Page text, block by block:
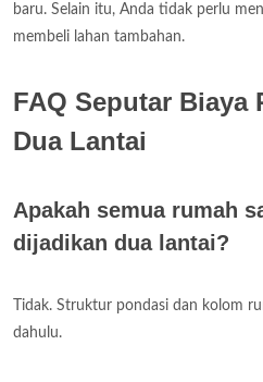
baru. Selain itu, Anda tidak perlu
membeli lahan tambahan.
FAQ Seputar Biaya
Dua Lantai
Apakah semua rumah
dijadikan dua lantai?
Tidak. Struktur pondasi dan kolom
dahulu.